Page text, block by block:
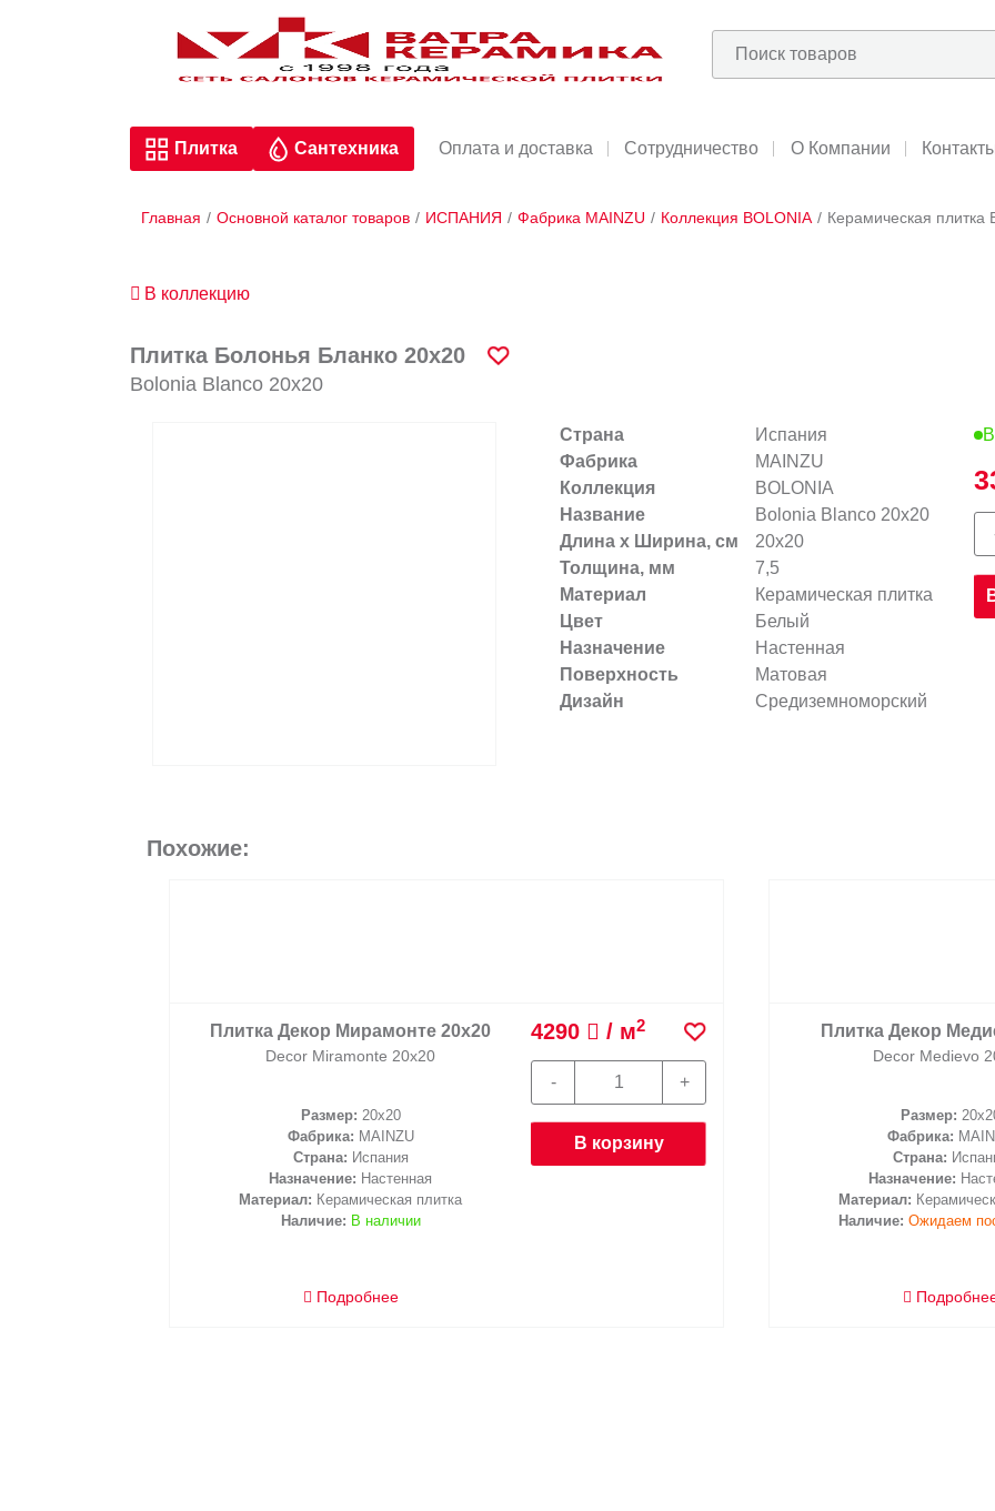
Плитка Сантехника Оплата и доставка Сотрудничество О Компании
Главная / Основной каталог товаров / ИСПАНИЯ / Фабрика MAINZU / Коллекция BOLONIA / Керамическая
В коллекцию
Плитка Болонья Бланко 20х20
Bolonia Blanco 20х20
Страна
Испания
Фабрика
MAINZU
Коллекция
BOLONIA
Название
Bolonia Blanco 20х20
Длина х Ширина, см
20x20
Толщина, мм
7,5
Материал
Керамическая плитка
Цвет
Белый
Назначение
Настенная
Поверхность
Матовая
Дизайн
Средиземноморский
Похожие:
Плитка Декор Мирамонте 20х20
Decor Miramonte 20х20
Размер: 20x20
Фабрика: MAINZU
Страна: Испания
Назначение: Настенная
Материал: Керамическая плитка
Наличие: В наличии
Подробнее
4290 / м2
В корзину
Плитка Декор
Decor Medievo
Размер:
Фабрика:
Страна:
Назначение:
Материал:
Наличие: Ожидаем